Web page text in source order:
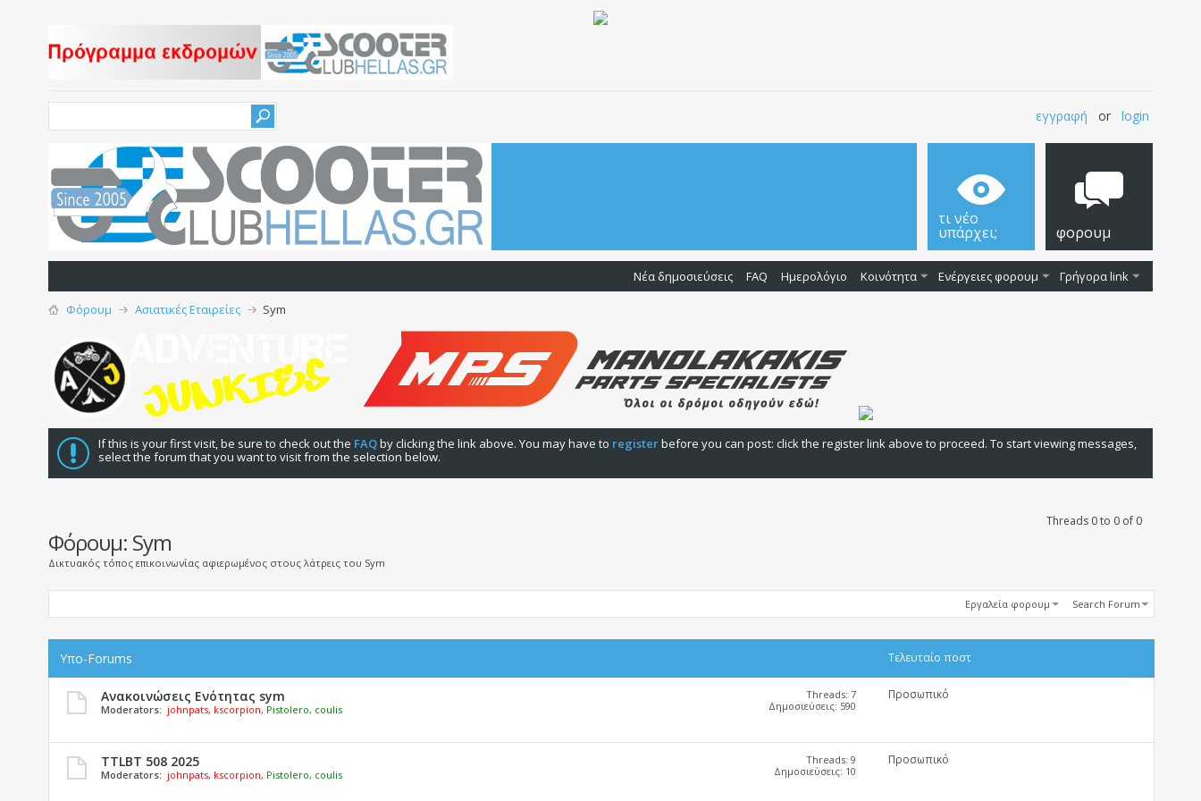
εγγραφή or login
τι νέο
υπάρχει; φορουμ
Νέα δημοσιεύσεις FAQ Ημερολόγιο Κοινότητα Ενέργειες φορουμ Γρήγορα link
Φόρουμ Ασιατικές Εταιρείες Sym
If this is your first visit, be sure to check out the FAQby clicking the link above. You may have to registerbefore you can post: click the register link above to proceed. To start viewing messages,
select the forum that you want to visit from the selection below.
Threads 0 to 0 of 0
Φόρουμ: Sym
Δικτυακός τόπος επικοινωνίας αφιερωμένος στους λάτρεις του Sym
Εργαλεία φορουμ Search Forum
Υπο-Forums Τελευταίο ποστ
Ανακοινώσεις Ενότητας sym
Moderators: johnpats, kscorpion, Pistolero, coulis
Threads: 7
Δημοσιεύσεις: 590
Προσωπικό
TTLBT 508 2025
Moderators: johnpats, kscorpion, Pistolero, coulis
Threads: 9
Δημοσιεύσεις: 10
Προσωπικό